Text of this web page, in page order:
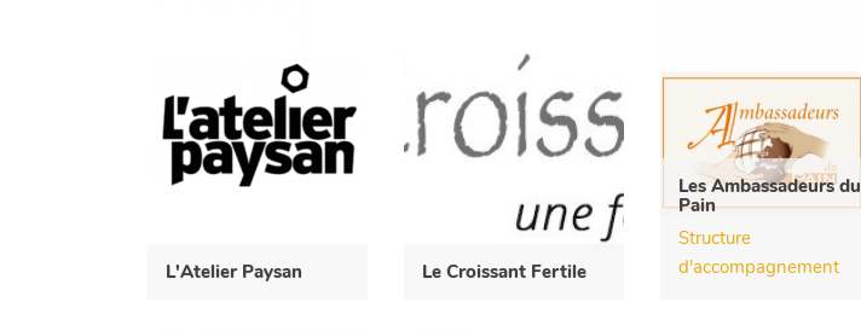
L'Atelier Paysan Le Croissant Fertile
Les Ambassadeurs du
Pain
Structure
d'accompagnement